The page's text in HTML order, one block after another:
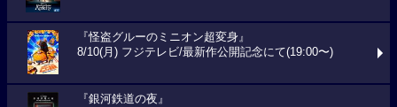
『怪盗グルーのミニオン超変身』
8/10(月) フジテレビ/最新作公開記念にて(19:00〜)
『銀河鉄道の夜』